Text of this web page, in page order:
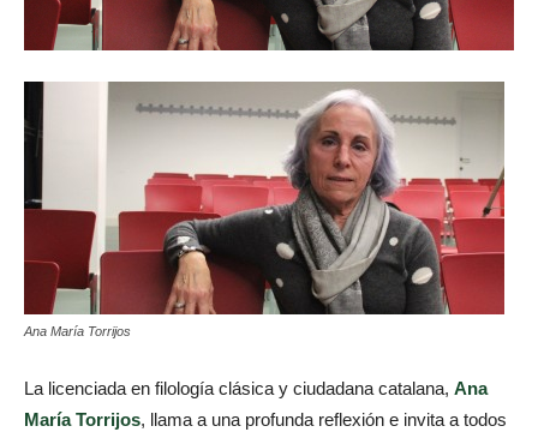
Ana María Torrijos
La licenciada en filología clásica y ciudadana catalana, Ana
María Torrijos, llama a una profunda reflexión e invita a todos